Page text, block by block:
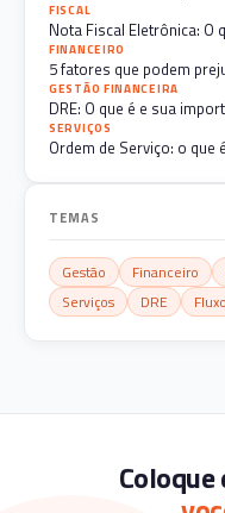
FISCAL
Nota Fiscal Eletrônica: O
FINANCEIRO
5 fatores que podem
GESTÃO FINANCEIRA
DRE: O que é e sua
SERVIÇOS
Ordem de Serviço: o que
TEMAS
Gestão Financeiro
Serviços
DRE